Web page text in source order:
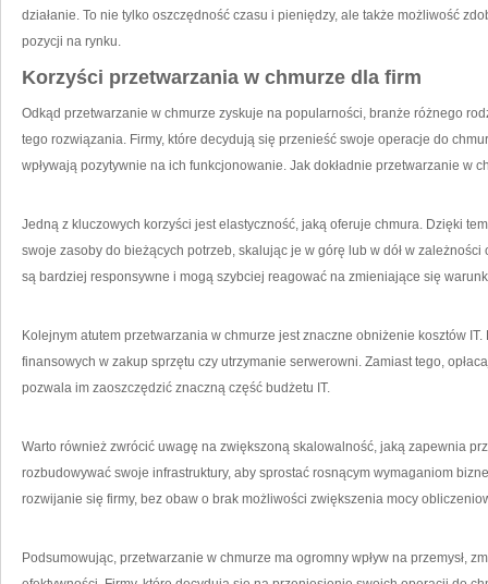
działanie. To nie tylko oszczędność czasu i pieniędzy, ale także możliwość
pozycji na rynku.
Korzyści przetwarzania w chmurze dla ​firm
Odkąd przetwarzanie w⁢ chmurze zyskuje ‍na ‌popularności, branże różnego
⁢tego ​rozwiązania. Firmy,‍ które decydują się przenieść⁤ swoje ‌operacje do
wpływają pozytywnie na ⁣ich funkcjonowanie. Jak​ dokładnie ⁤przetwarzanie w
Jedną z ‍kluczowych korzyści jest​ elastyczność, jaką oferuje chmura. Dzięki
swoje ⁢zasoby ‍do ⁣bieżących potrzeb, skalując je‍ w górę​ lub w dół w‌
są bardziej responsywne i mogą szybciej ⁣reagować na‍ zmieniające się
Kolejnym atutem przetwarzania w chmurze jest znaczne obniżenie ​kosztów⁢
finansowych w zakup sprzętu czy utrzymanie serwerowni. Zamiast tego,
pozwala im zaoszczędzić znaczną część budżetu IT.
Warto ⁣również⁢ zwrócić uwagę na zwiększoną skalowalność, jaką zapewnia
rozbudowywać⁢ swoje infrastruktury, ⁢aby sprostać rosnącym wymaganiom
⁤rozwijanie się​ firmy,‍ bez obaw o brak możliwości zwiększenia mocy⁢
Podsumowując, przetwarzanie ⁣w chmurze ma ogromny wpływ na przemysł,